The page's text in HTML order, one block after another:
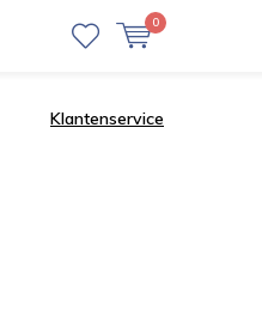
0
Klantenservice